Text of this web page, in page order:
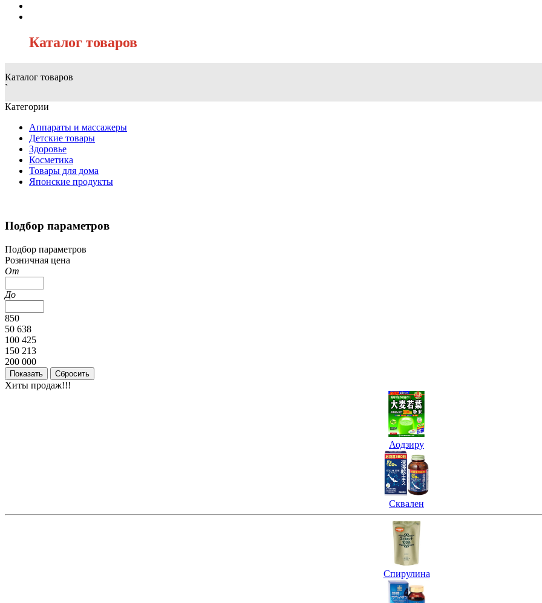
Каталог товаров
Каталог товаров
`
Категории
Аппараты и массажеры
Детские товары
Здоровье
Косметика
Товары для дома
Японские продукты
Подбор параметров
Подбор параметров
Розничная цена
От
До
850
50 638
100 425
150 213
200 000
Хиты продаж!!!
Аодзиру
Сквален
Спирулина